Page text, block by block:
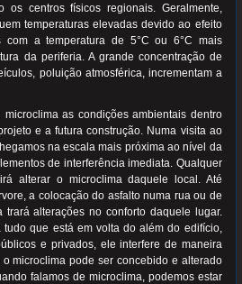
os centros físicos regionais. Geralmente,
temperaturas elevadas devido ao efeito
com a temperatura de 5°C ou 6°C mais
da periferia. A grande concentração de
poluição atmosférica, incrementam a
microclima as condições ambientais dentro
e a futura construção. Numa visita ao
na escala mais próxima ao nível da
de interferência imediata. Qualquer
alterar o microclima daquele local. Até
a colocação do asfalto numa rua ou de
trará alterações no conforto daquele lugar.
que está em volta do além do edifício,
e privados, ele interfere de maneira
microclima pode ser concebido e alterado
falamos de microclima, podemos estar